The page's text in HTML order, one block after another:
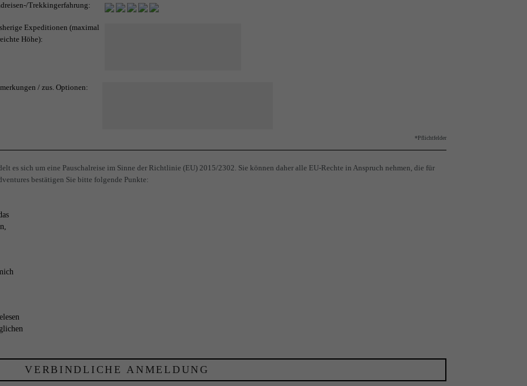
Trekkingerfahrung:
Expeditionen (maximal
Höhe):
/ zus. Optionen:
*Pflichtfelder
es sich um eine Pauschalreise im Sinne der Richtlinie (EU) 2015/2302. Sie können daher alle EU-Rechte in Anspruch nehmen, die für
bestätigen Sie bitte folgende Punkte: